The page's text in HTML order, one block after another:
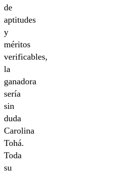
de
aptitudes
y
méritos
verificables,
la
ganadora
sería
sin
duda
Carolina
Tohá.
Toda
su